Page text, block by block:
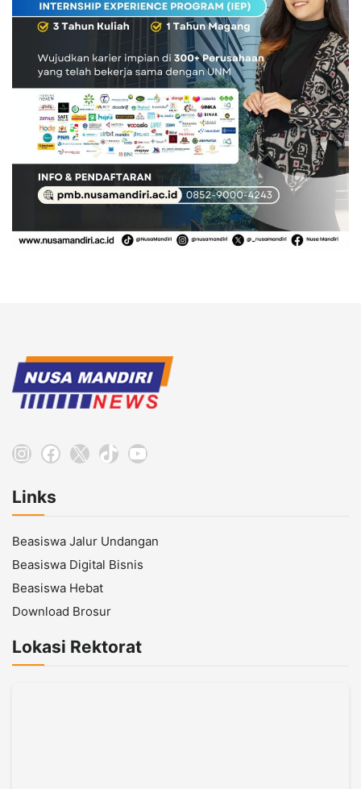
Instagram
Facebook
X TikTokYouTube
Links
Beasiswa Jalur Undangan
Beasiswa Digital Bisnis
Beasiswa Hebat
Download Brosur
Lokasi Rektorat